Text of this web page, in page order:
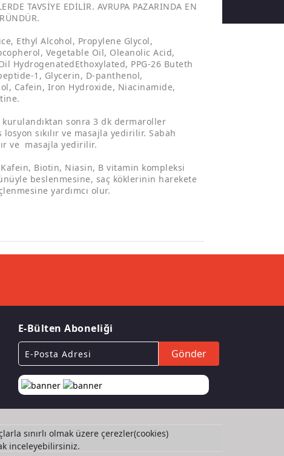
TAVSİYE EDİLİR. AVRUPA PAZARINDA EN
Ethyl Alcohol, Propylene Glycol,
Vegetable Oil, Oleanolic Acid,
HydrogenatedEthoxylated, PPG-26 Buteth
1, Glycerin, D-panthenol,
Cafein, Iron Hydroxide, Niacinamide,
kurulandıktan sonra 3 dk dermaroller
losyon sıkılır ve masajla yedirilir. Sabah
ve masajla yedirilir.
Biotin, Niasin, B vitamin kompleksi
beslenmesine, saç köklerinin harekete
yardımcı olur.
sınırlı olmak üzere çerezler(cookies)
inceleyebilirsiniz.
E-Bülten Aboneliği
Gönder